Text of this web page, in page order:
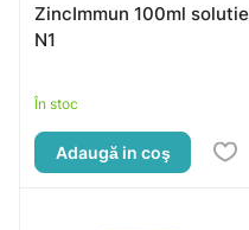
ZincImmun 100ml solutie
N1
În stoc
Adaugă in coş